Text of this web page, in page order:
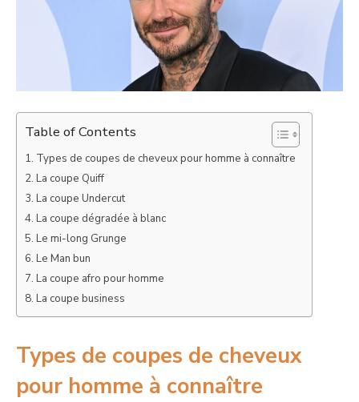
Table of Contents
Types de coupes de cheveux pour homme à connaître
La coupe Quiff
La coupe Undercut
La coupe dégradée à blanc
Le mi-long Grunge
Le Man bun
La coupe afro pour homme
La coupe business
Types de coupes de cheveux
pour homme à connaître